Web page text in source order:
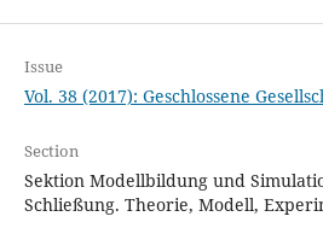
Issue
Vol. 38 (2017): Geschlossene
Section
Sektion Modellbildung und
Schließung. Theorie, Modell,